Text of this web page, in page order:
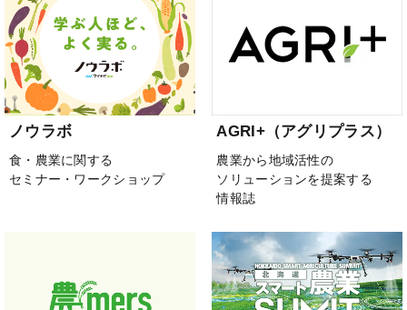
ノウラボ
食・農業に関する
セミナー・ワークショップ
AGRI+（アグリプラス）
農業から地域活性の
ソリューションを提案する
情報誌